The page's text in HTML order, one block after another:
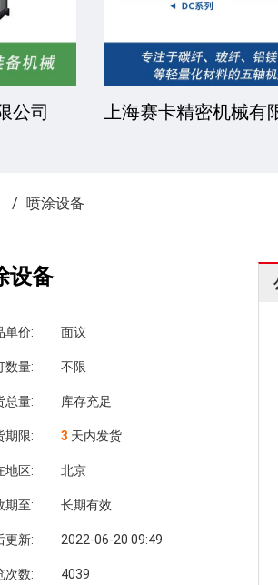
公司 上海赛卡精密机械有
喷涂设备
设备
单价: 面议
数量: 不限
总量: 库存充足
期限: 3 天内发货
地区: 北京
期至: 长期有效
更新: 2022-06-20 09:49
次数: 4039